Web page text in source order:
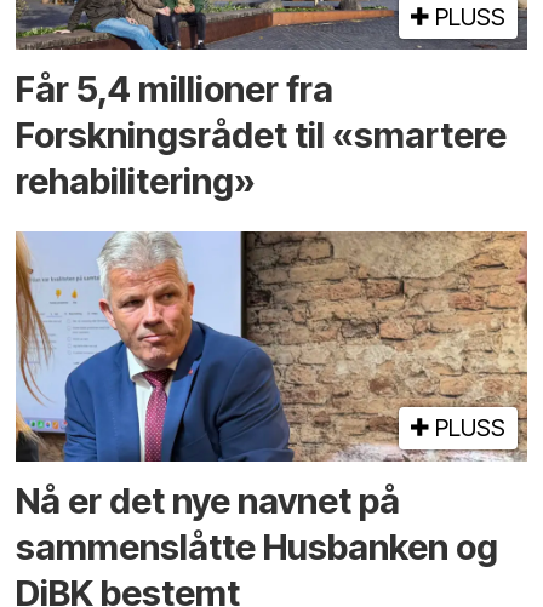
PLUSS
Får 5,4 millioner fra
Forskningsrådet til «smartere
rehabilitering»
PLUSS
Nå er det nye navnet på
sammenslåtte Husbanken og
DiBK bestemt